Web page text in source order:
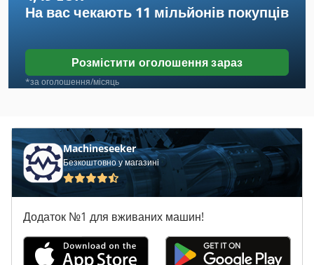
Dewalt Dw 707
Dewalt Dw 729
Dewalt Dw 8103
Doppstadt Dw 2560
Doppstadt Dw 3060
Doweling Машина
Dw 729
На вас чекають 11 мільйонів покупців
Розмістити оголошення зараз
*за оголошення/місяць
Machineseeker
Безкоштовно у магазині
Додаток №1 для вживаних машин!